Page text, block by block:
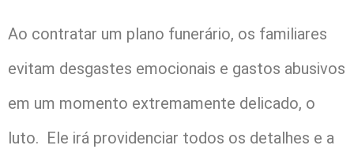
Ao contratar um plano funerário, os familiares
evitam desgastes emocionais e gastos abusivos
em um momento extremamente delicado, o
luto. Ele irá providenciar todos os detalhes e a